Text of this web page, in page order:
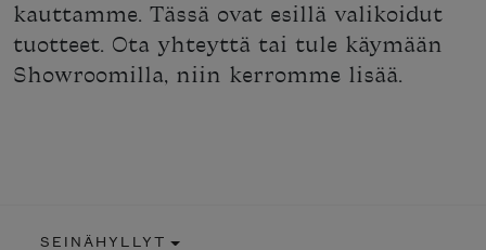
kauttamme. Tässä ovat esillä valikoidut
tuotteet. Ota yhteyttä tai tule käymään
Showroomilla, niin kerromme lisää.
SEINÄHYLLYT